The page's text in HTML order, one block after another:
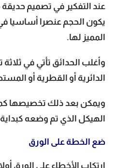
عند التفكير في تصميم
يكون الحجم عنصرا أساسيا
المميز لها.
وأغلب الحدائق تأتي في
الدائرية أو القطرية أو
ويمكن بعد ذلك تخصيصها
الهيكل الذي تم وضعه
ضع الخطة على الورق
ارتكاب الأخطاء على الورق